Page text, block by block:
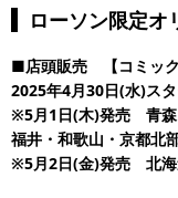
ローソン限定オ
■店頭販売 【コミック
2025年4月30日(水)スタ
※5月1日(木)発売 青森
福井・和歌山・京都北
※5月2日(金)発売 北海